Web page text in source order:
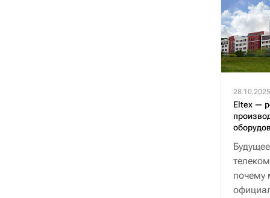
28.10.2025
Eltex —
Будущее
почему